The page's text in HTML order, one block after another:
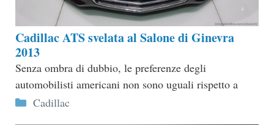
Cadillac ATS svelata al Salone di Ginevra
2013
Senza ombra di dubbio, le preferenze degli
automobilisti americani non sono uguali rispetto a
Categorie
Cadillac